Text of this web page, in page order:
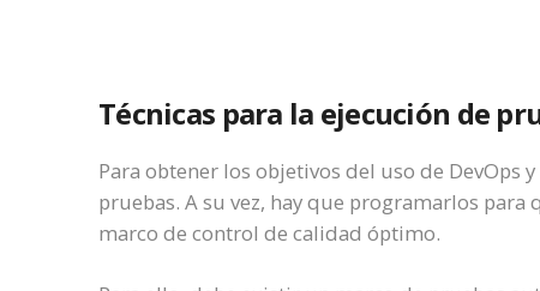
Técnicas para la ejecución de
Para obtener los objetivos del uso de DevOps
pruebas. A su vez, hay que programarlos
marco de control de calidad óptimo.